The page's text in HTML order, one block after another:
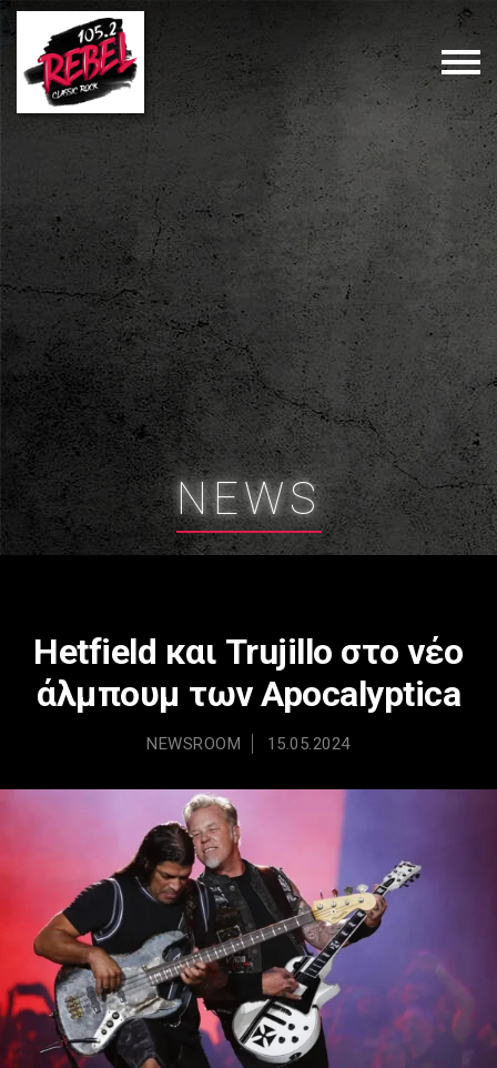
NEWS
Hetfield και Trujillo στο νέο
άλμπουμ των Apocalyptica
NEWSROOM 15.05.2024